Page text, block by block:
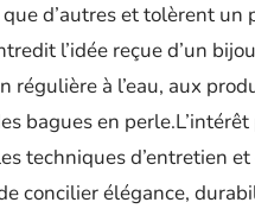
d’autres et tolèrent
l’idée reçue d’un
régulière à l’eau, aux
bagues en
techniques d’entretien
concilier élégance,